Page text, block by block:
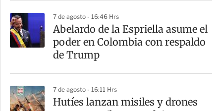
7 de agosto - 16:46 Hrs
Abelardo de la Espriella asume el
poder en Colombia con respaldo
de Trump
7 de agosto - 16:11 Hrs
Hutíes lanzan misiles y drones